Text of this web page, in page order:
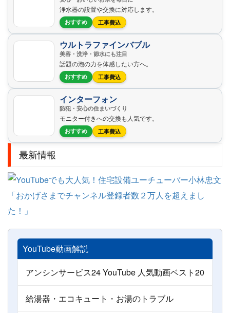
浄水器の設置や交換に対応します。
おすすめ 工事費込
ウルトラファインバブル
美容・洗浄・節水にも注目
話題の泡の力を体感したい方へ。
おすすめ 工事費込
インターフォン
防犯・安心の住まいづくり
モニター付きへの交換も人気です。
おすすめ 工事費込
最新情報
YouTube動画解説
アンシンサービス24 YouTube 人気動画ベスト20
給湯器・エコキュート・お湯のトラブル